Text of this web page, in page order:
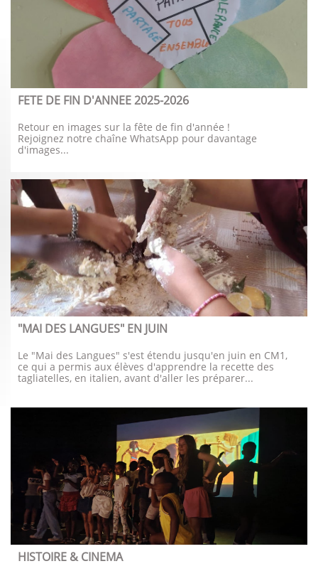
FETE DE FIN D'ANNEE 2025-2026
Retour en images sur la fête de fin d'année !
Rejoignez notre chaîne WhatsApp pour davantage
d'images...
"MAI DES LANGUES" EN JUIN
Le "Mai des Langues" s'est étendu jusqu'en juin en CM1,
ce qui a permis aux élèves d'apprendre la recette des
tagliatelles, en italien, avant d'aller les préparer...
HISTOIRE & CINEMA